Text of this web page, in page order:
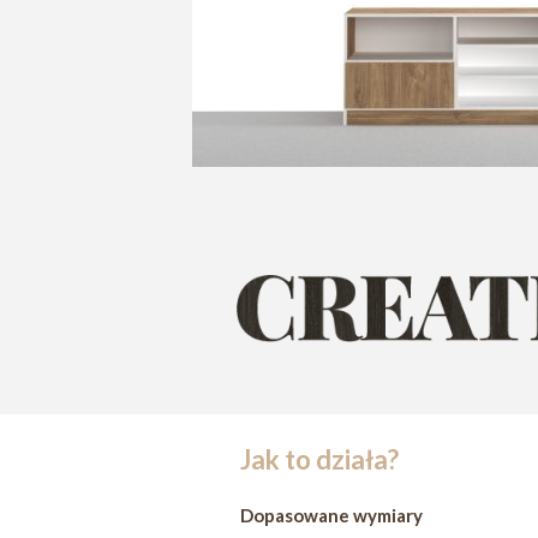
Jak to działa?
Dopasowane wymiary